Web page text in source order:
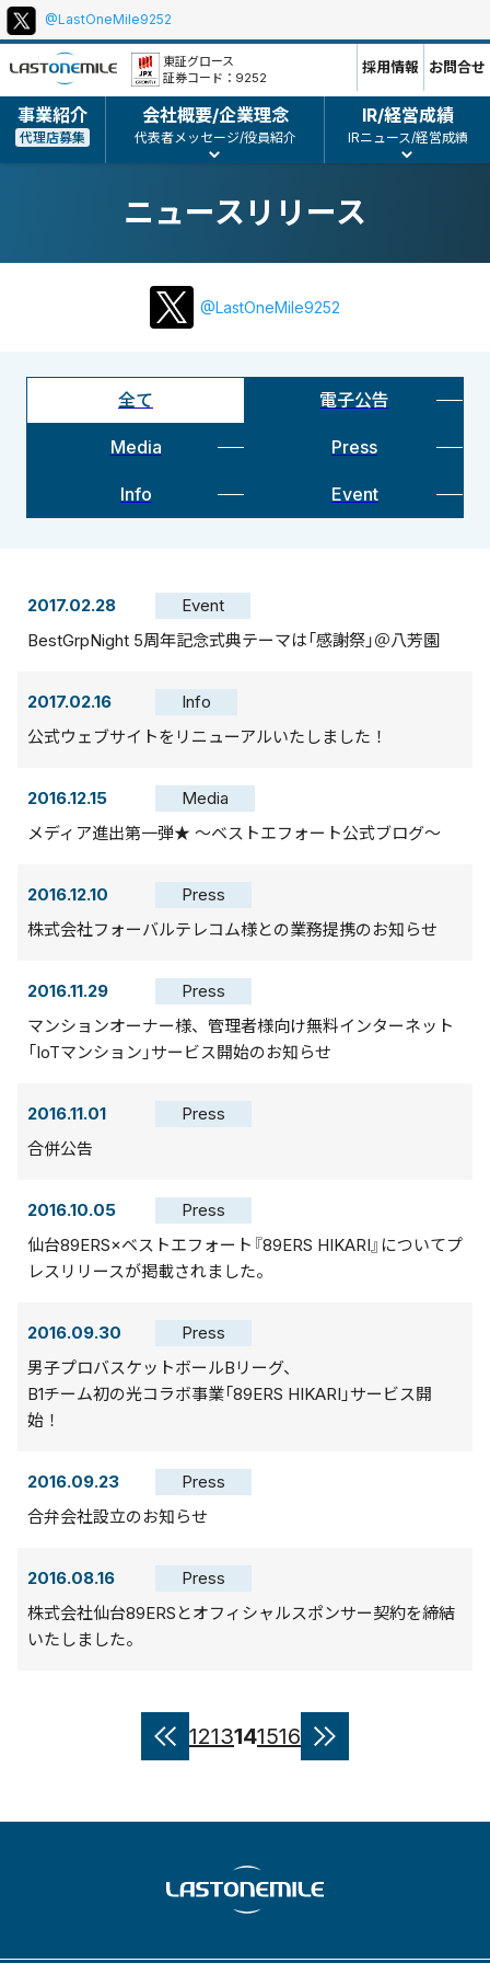
本
文
ポ
リ
ー、
コ
ピ
ト
東証グロース
証券コード：9252
事業紹介
代理店募集
会社概要/企業理念
代表者メッセージ/役員紹介
IR/経営成績
IRニュース/経営成績
採用情報 お問合せ
@LastOneMile9252
ニュースリリース
@LastOneMile9252
全て 電子公告
Media Press
Info Event
2017.02.28
Event
BestGrpNight 5周年記念式典テーマは「感謝祭」＠八芳園
2017.02.16
Info
公式ウェブサイトをリニューアルいたしました！
2016.12.15
Media
メディア進出第一弾★ ～ベストエフォート公式ブログ～
2016.12.10
Press
株式会社フォーバルテレコム様との業務提携のお知らせ
2016.11.29
Press
マンションオーナー様、管理者様向け無料インターネット
「IoTマンション」サービス開始のお知らせ
2016.11.01
Press
合併公告
2016.10.05
Press
仙台89ERS×ベストエフォート『89ERS HIKARI』についてプ
レスリリースが掲載されました。
2016.09.30
Press
男子プロバスケットボールBリーグ、
B1チーム初の光コラボ事業「89ERS HIKARI」サービス開
始！
2016.09.23
Press
合弁会社設立のお知らせ
2016.08.16
Press
株式会社仙台89ERSとオフィシャルスポンサー契約を締結
いたしました。
« 1213141516 »